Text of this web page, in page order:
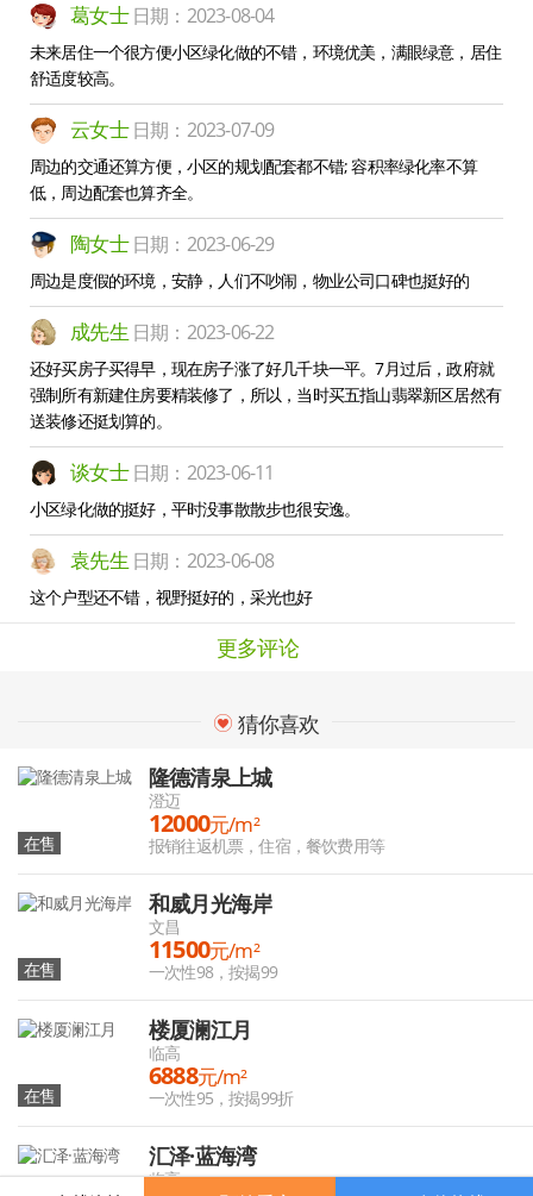
葛女士 日期：2023-08-04
未来居住一个很方便小区绿化做的不错，环境优美，满眼绿意，居住
舒适度较高。
云女士 日期：2023-07-09
周边的交通还算方便，小区的规划配套都不错; 容积率绿化率不算
低，周边配套也算齐全。
陶女士 日期：2023-06-29
周边是度假的环境，安静，人们不吵闹，物业公司口碑也挺好的
成先生 日期：2023-06-22
还好买房子买得早，现在房子涨了好几千块一平。7月过后，政府就
强制所有新建住房要精装修了，所以，当时买五指山翡翠新区居然有
送装修还挺划算的。
谈女士 日期：2023-06-11
小区绿化做的挺好，平时没事散散步也很安逸。
袁先生 日期：2023-06-08
这个户型还不错，视野挺好的，采光也好
更多评论
猜你喜欢
隆德清泉上城
澄迈
12000元/m²
报销往返机票，住宿，餐饮费用等
在售
和威月光海岸
文昌
11500元/m²
一次性98，按揭99
在售
楼厦澜江月
临高
6888元/m²
一次性95，按揭99折
在售
汇泽·蓝海湾
临高